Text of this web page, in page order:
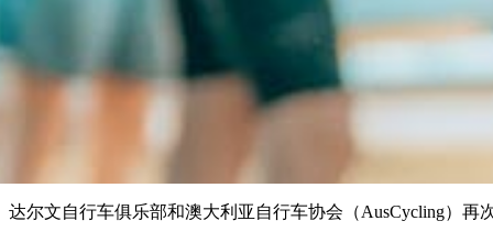
达尔文自行车俱乐部和澳大利亚自行车协会（AusCycling）再